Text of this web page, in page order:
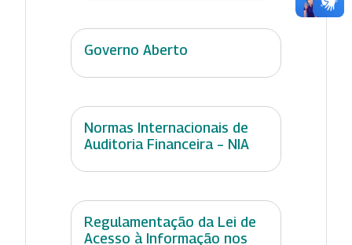
Governo Aberto
Normas Internacionais de
Auditoria Financeira – NIA
Regulamentação da Lei de
Acesso à Informação nos